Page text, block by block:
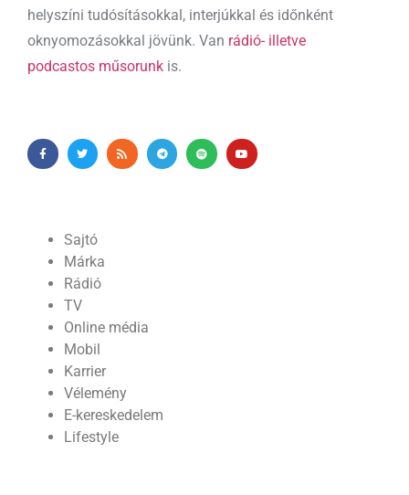
helyszíni tudósításokkal, interjúkkal és időnként
oknyomozásokkal jövünk. Van rádió- illetve
podcastos műsorunk is.
Sajtó
Márka
Rádió
TV
Online média
Mobil
Karrier
Vélemény
E-kereskedelem
Lifestyle